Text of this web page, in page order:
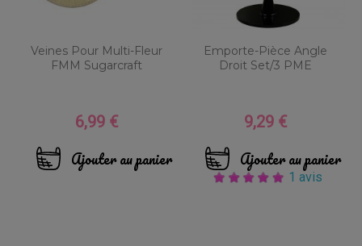
Veines Pour Multi-Fleur
FMM Sugarcraft
Prix
6,99 €
Ajouter au panier
Emporte-Pièce Angle
Droit Set/3 PME
Prix
9,29 €
Ajouter au panier
1 avis